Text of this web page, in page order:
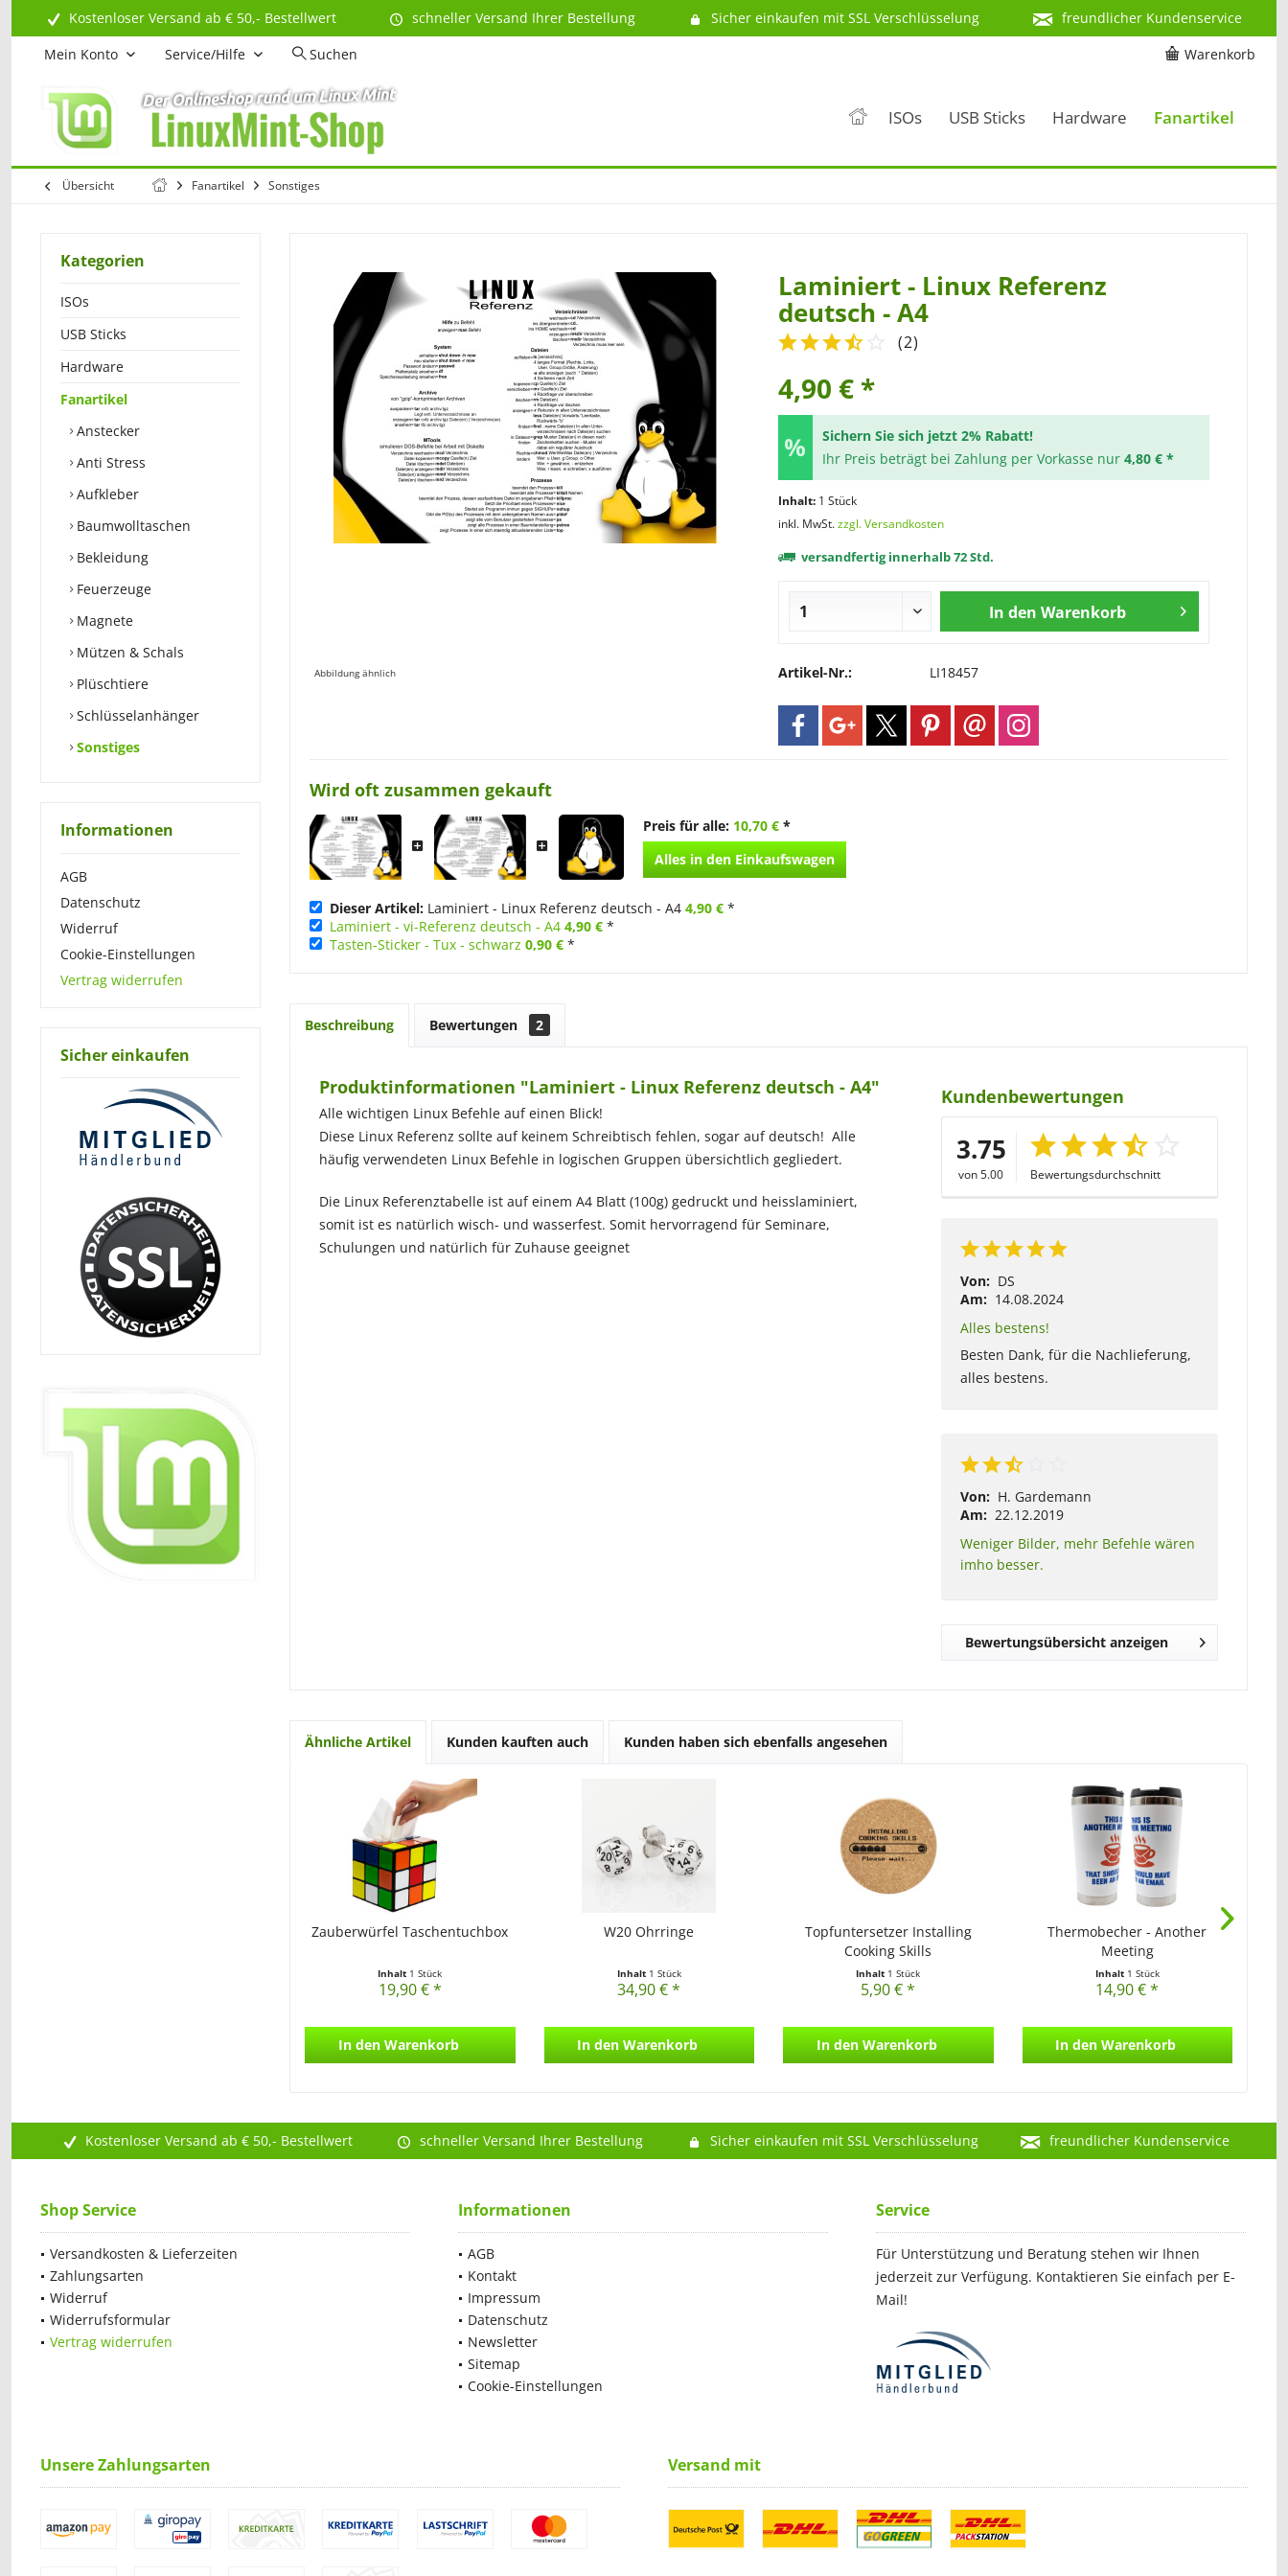
Kostenloser Versand ab € 50,- Bestellwert schneller Versand Ihrer Bestellung Sicher einkaufen mit SSL Verschlüsselung
freundlicher Kundenservice
Warenkorb
Mein Konto Service/Hilfe Suchen
ISOs USB Sticks Hardware Fanartikel
Übersicht Fanartikel Sonstiges
Kategorien
ISOs
USB Sticks
Hardware
Fanartikel
Anstecker
Anti Stress
Aufkleber
Baumwolltaschen
Bekleidung
Feuerzeuge
Magnete
Mützen & Schals
Plüschtiere
Schlüsselanhänger
Sonstiges
Informationen
AGB
Datenschutz
Widerruf
Cookie-Einstellungen
Vertrag widerrufen
Sicher einkaufen
Abbildung ähnlich
Laminiert - Linux Referenz
deutsch - A4
(2)
4,90 € *
Sichern Sie sich jetzt 2% Rabatt!
Ihr Preis beträgt bei Zahlung per Vorkasse nur 4,80 € *
Inhalt: 1 Stück
inkl. MwSt.zzgl. Versandkosten
versandfertig innerhalb 72 Std.
In den Warenkorb
Artikel-Nr.: LI18457
Wird oft zusammen gekauft
Preis für alle: 10,70 €*
Alles in den Einkaufswagen
Dieser Artikel: Laminiert - Linux Referenz deutsch - A4 4,90 € *
Laminiert - vi-Referenz deutsch - A4 4,90 € *
Tasten-Sticker - Tux - schwarz 0,90 € *
Beschreibung Bewertungen 2
Produktinformationen "Laminiert - Linux Referenz deutsch - A4"
Alle wichtigen Linux Befehle auf einen Blick!
Diese Linux Referenz sollte auf keinem Schreibtisch fehlen, sogar auf deutsch! Alle
häufig verwendeten Linux Befehle in logischen Gruppen übersichtlich gegliedert.
Die Linux Referenztabelle ist auf einem A4 Blatt (100g) gedruckt und heisslaminiert,
somit ist es natürlich wisch- und wasserfest. Somit hervorragend für Seminare,
Schulungen und natürlich für Zuhause geeignet
Kundenbewertungen
3.75
von 5.00 Bewertungsdurchschnitt
Von: DS
Am: 14.08.2024
Alles bestens!
Besten Dank, für die Nachlieferung,
alles bestens.
Von: H. Gardemann
Am: 22.12.2019
Weniger Bilder, mehr Befehle wären
imho besser.
Bewertungsübersicht anzeigen
Ähnliche Artikel Kunden kauften auch Kunden haben sich ebenfalls angesehen
Zauberwürfel Taschentuchbox
Inhalt 1 Stück
19,90 € *
In den Warenkorb
W20 Ohrringe
Inhalt 1 Stück
34,90 € *
In den Warenkorb
Topfuntersetzer Installing
Cooking Skills
Inhalt 1 Stück
5,90 € *
In den Warenkorb
Thermobecher - Another
Meeting
Inhalt 1 Stück
14,90 € *
In den Warenkorb
Kostenloser Versand ab € 50,- Bestellwert schneller Versand Ihrer Bestellung Sicher einkaufen mit SSL Verschlüsselung freundlicher Kundenservice
Shop Service
Versandkosten & Lieferzeiten
Zahlungsarten
Widerruf
Widerrufsformular
Vertrag widerrufen
Informationen
AGB
Kontakt
Impressum
Datenschutz
Newsletter
Sitemap
Cookie-Einstellungen
Service
Für Unterstützung und Beratung stehen wir Ihnen
jederzeit zur Verfügung. Kontaktieren Sie einfach per E-
Mail!
Unsere Zahlungsarten Versand mit